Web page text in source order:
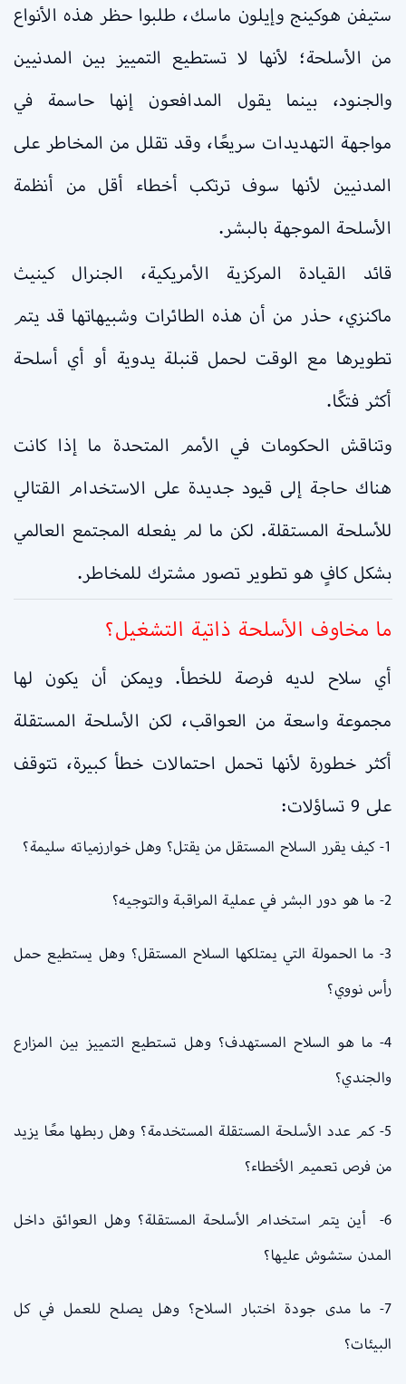
ستيفن هوكينج وإيلون ماسك، طلبوا حظر هذه الأنواع
من الأسلحة؛ لأنها لا تستطيع التمييز بين المدنيين
والجنود، بينما يقول المدافعون إنها حاسمة في
مواجهة التهديدات سريعًا، وقد تقلل من المخاطر على
المدنيين لأنها سوف ترتكب أخطاء أقل من أنظمة
الأسلحة الموجهة بالبشر.
قائد القيادة المركزية الأمريكية، الجنرال كينيث
ماكنزي، حذر من أن هذه الطائرات وشبيهاتها قد يتم
تطويرها مع الوقت لحمل قنبلة يدوية أو أي أسلحة
أكثر فتكًا.
وتناقش الحكومات في الأمم المتحدة ما إذا كانت
هناك حاجة إلى قيود جديدة على الاستخدام القتالي
للأسلحة المستقلة. لكن ما لم يفعله المجتمع العالمي
بشكل كافٍ هو تطوير تصور مشترك للمخاطر.
ما مخاوف الأسلحة ذاتية التشغيل؟
أي سلاح لديه فرصة للخطأ. ويمكن أن يكون لها
مجموعة واسعة من العواقب، لكن الأسلحة المستقلة
أكثر خطورة لأنها تحمل احتمالات خطأ كبيرة، تتوقف
على 9 تساؤلات:
1- كيف يقرر السلاح المستقل من يقتل؟ وهل خوارزمياته سليمة؟
2- ما هو دور البشر في عملية المراقبة والتوجيه؟
3- ما الحمولة التي يمتلكها السلاح المستقل؟ وهل يستطيع حمل
رأس نووي؟
4- ما هو السلاح المستهدف؟ وهل تستطيع التمييز بين المزارع
والجندي؟
5- كم عدد الأسلحة المستقلة المستخدمة؟ وهل ربطها معًا يزيد
من فرص تعميم الأخطاء؟
6- أين يتم استخدام الأسلحة المستقلة؟ وهل العوائق داخل
المدن ستشوش عليها؟
7- ما مدى جودة اختبار السلاح؟ وهل يصلح للعمل في كل
البيئات؟